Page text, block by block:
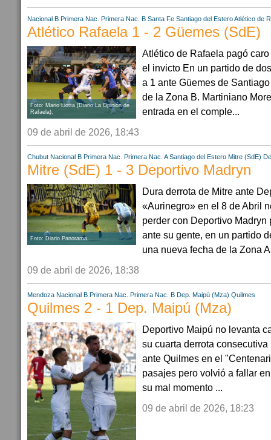
Nacional B Primera Nac. Primera Nac. B Santa Fe Santiago del EsteroAtlético de
Atlético Rafaela 1 - 2 Güemes (SdE)
Foto: Mario Liotta (Diario La Opinión de
Rafaela).
Atlético de Rafaela pagó
el invicto En un partido de
a 1 ante Güemes de
de la Zona B. Martiniano
entrada en el comple...
09 de abril de 2026, 18:43
Chubut Nacional B Primera Nac. Primera Nac. A Santiago del Estero Mitre (SdE)
Mitre (SdE) 1 - 3 Deportivo Madryn
Foto: Diario Panorama.
Dura derrota de Mitre ante
«Aurinegro» en el 8 de Abril
perder con Deportivo Madryn
ante su gente, en un partido
una nueva fecha de la Zona
09 de abril de 2026, 18:38
Mendoza Nacional B Primera Nac. Primera Nac. B Dep. Maipú (Mza) Quilmes
Quilmes 2 - 1 Dep. Maipú (Mza)
Deportivo Maipú no levanta
su cuarta derrota
ante Quilmes en el
pasajes pero volvió a fallar
su mal momento ...
09 de abril de 2026, 18:23